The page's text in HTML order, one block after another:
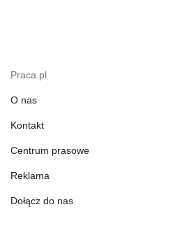
Praca.pl
O nas
Kontakt
Centrum prasowe
Reklama
Dołącz do nas